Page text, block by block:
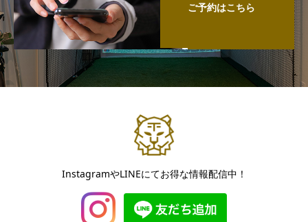
ご予約はこちら
InstagramやLINEにてお得な情報配信中！